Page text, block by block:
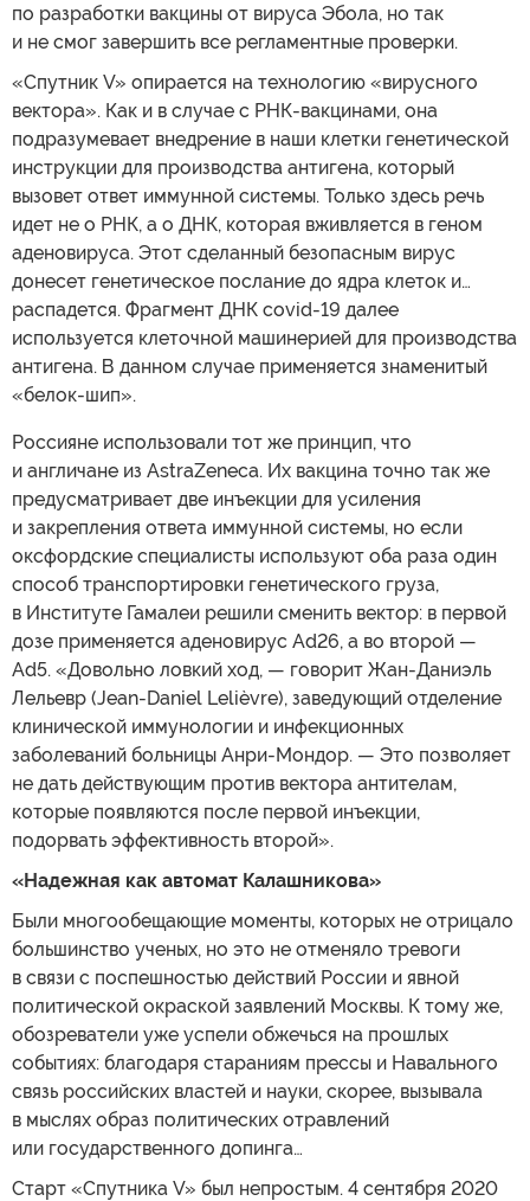
по разработки вакцины от вируса Эбола, но так
и не смог завершить все регламентные проверки.
«Спутник V» опирается на технологию «вирусного
вектора». Как и в случае с РНК-вакцинами, она
подразумевает внедрение в наши клетки генетической
инструкции для производства антигена, который
вызовет ответ иммунной системы. Только здесь речь
идет не о РНК, а о ДНК, которая вживляется в геном
аденовируса. Этот сделанный безопасным вирус
донесет генетическое послание до ядра клеток и…
распадется. Фрагмент ДНК covid-19 далее
используется клеточной машинерией для производства
антигена. В данном случае применяется знаменитый
«белок-шип».
Россияне использовали тот же принцип, что
и англичане из AstraZeneca. Их вакцина точно так же
предусматривает две инъекции для усиления
и закрепления ответа иммунной системы, но если
оксфордские специалисты используют оба раза один
способ транспортировки генетического груза,
в Институте Гамалеи решили сменить вектор: в первой
дозе применяется аденовирус Ad26, а во второй —
Ad5. «Довольно ловкий ход, — говорит Жан-Даниэль
Лельевр (Jean-Daniel Lelièvre), заведующий отделение
клинической иммунологии и инфекционных
заболеваний больницы Анри-Мондор. — Это позволяет
не дать действующим против вектора антителам,
которые появляются после первой инъекции,
подорвать эффективность второй».
«Надежная как автомат Калашникова»
Были многообещающие моменты, которых не отрицало
большинство ученых, но это не отменяло тревоги
в связи с поспешностью действий России и явной
политической окраской заявлений Москвы. К тому же,
обозреватели уже успели обжечься на прошлых
событиях: благодаря стараниям прессы и Навального
связь российских властей и науки, скорее, вызывала
в мыслях образ политических отравлений
или государственного допинга…
Старт «Спутника V» был непростым. 4 сентября 2020